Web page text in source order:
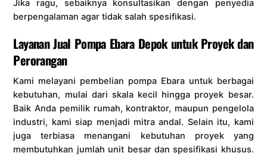
Jika ragu, sebaiknya konsultasikan dengan penyedia
berpengalaman agar tidak salah spesifikasi.
Layanan Jual Pompa Ebara Depok untuk Proyek dan
Perorangan
Kami melayani pembelian pompa Ebara untuk berbagai
kebutuhan, mulai dari skala kecil hingga proyek besar.
Baik Anda pemilik rumah, kontraktor, maupun pengelola
industri, kami siap menjadi mitra andal. Selain itu, kami
juga terbiasa menangani kebutuhan proyek yang
membutuhkan jumlah unit besar dan spesifikasi khusus.